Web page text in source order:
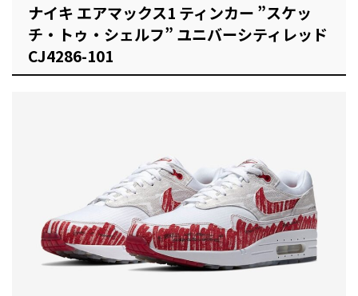
ナイキ エアマックス1 ティンカー ”スケッ
チ・トゥ・シェルフ” ユニバーシティレッド
CJ4286-101